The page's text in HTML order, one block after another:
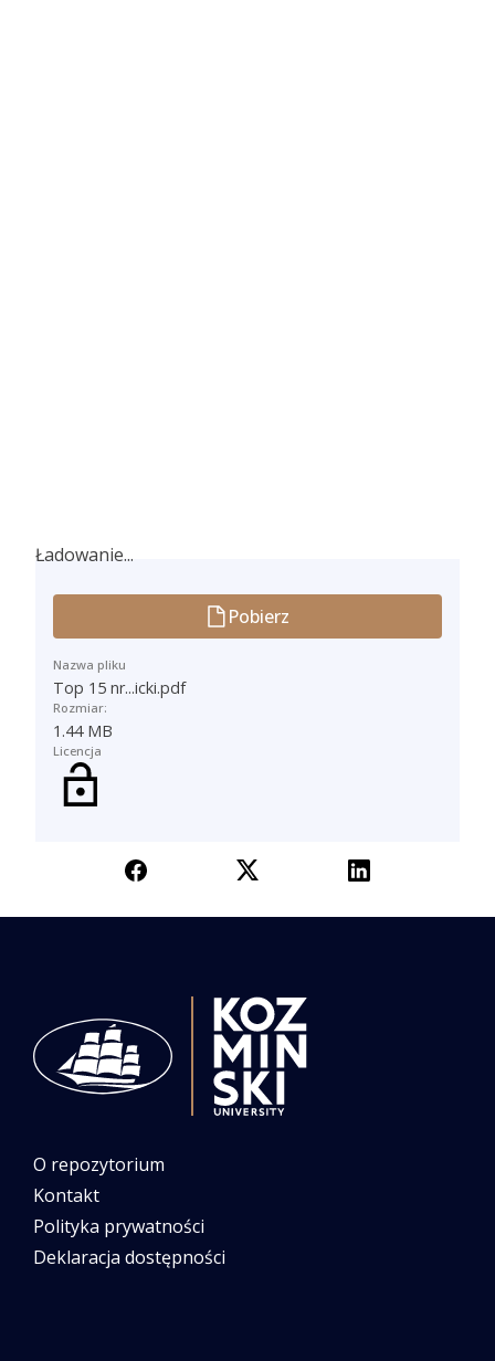
Ładowanie...
Ładowanie...
Pobierz
Nazwa pliku
Top 15 nr...icki.pdf
Rozmiar:
1.44 MB
Licencja
O repozytorium
Kontakt
Polityka prywatności
Deklaracja dostępności